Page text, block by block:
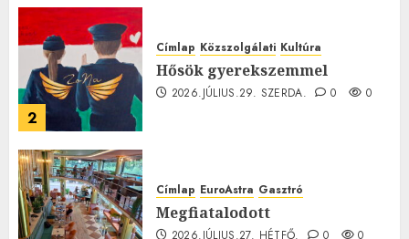
2
Címlap Közszolgálati Kultúra
Hősök gyerekszemmel
2026.JÚLIUS.29. SZERDA. 0 0
Címlap EuroAstra Gasztró
Megfiatalodott
2026.JÚLIUS.27. HÉTFŐ. 0 0